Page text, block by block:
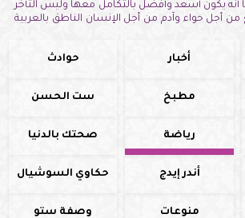
أنه يكون أسعد وأفضل بالتكامل معها وليس التأخر
أجل حواء وآدم من أجل الإنسان الناطق بالعربية
أخبار حوادث
مطبخ ست الحسن
رياضة صحتك بالدنيا
أندر إيدج حكاوي السوشيال
منوعات وصفة ستو